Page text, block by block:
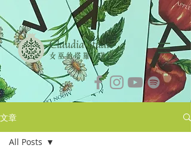
文章
All Posts